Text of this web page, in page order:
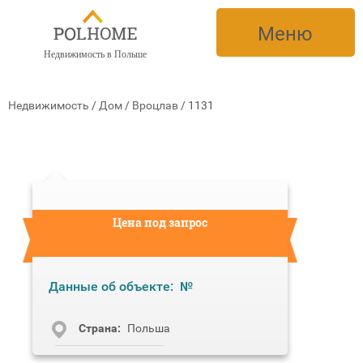
Недвижимость в Польше
Меню
Недвижимость / Дом / Вроцлав / 1131
Цена под запрос
Данные об объекте: №
Cтрана: Польша